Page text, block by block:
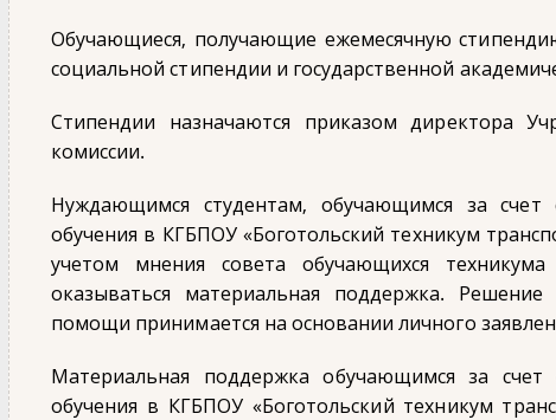
Обучающиеся, получающие ежемесячную
социальной стипендии и государственной
Стипендии назначаются приказом директора
комиссии.
Нуждающимся студентам, обучающимся за
обучения в КГБПОУ «Боготольский техникум
учетом мнения совета обучающихся
оказываться материальная поддержка.
помощи принимается на основании личного
Материальная поддержка обучающимся за
обучения в КГБПОУ «Боготольский техникум